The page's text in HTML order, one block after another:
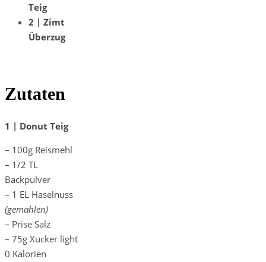
Teig
2 | Zimt
Überzug
Zutaten
1 | Donut Teig
– 100g Reismehl
– 1/2 TL
Backpulver
– 1 EL Haselnuss
(gemahlen)
– Prise Salz
– 75g Xucker light
0 Kalorien